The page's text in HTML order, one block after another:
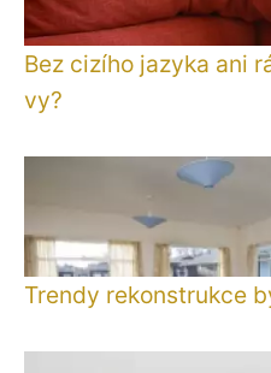
Bez cizího jazyka ani
vy?
Trendy rekonstrukce